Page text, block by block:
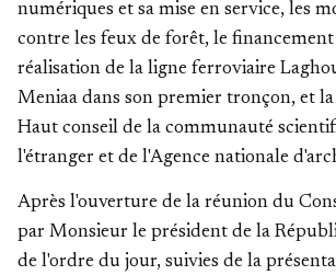
numériques et sa mise en service, les
contre les feux de forêt, le
réalisation de la ligne ferroviaire
Meniaa dans son premier tronçon, et
Haut conseil de la communauté
l'étranger et de l'Agence nationale
Après l'ouverture de la réunion du
par Monsieur le président de la
de l'ordre du jour, suivies de la